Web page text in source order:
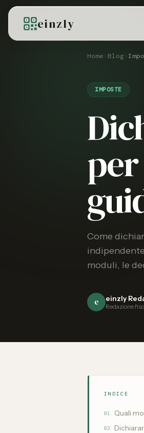
einzly
Home › Blog›
IMPOSTE
Come
moduli, le
e einzly
Redazione
INDICE
01 Quali
02